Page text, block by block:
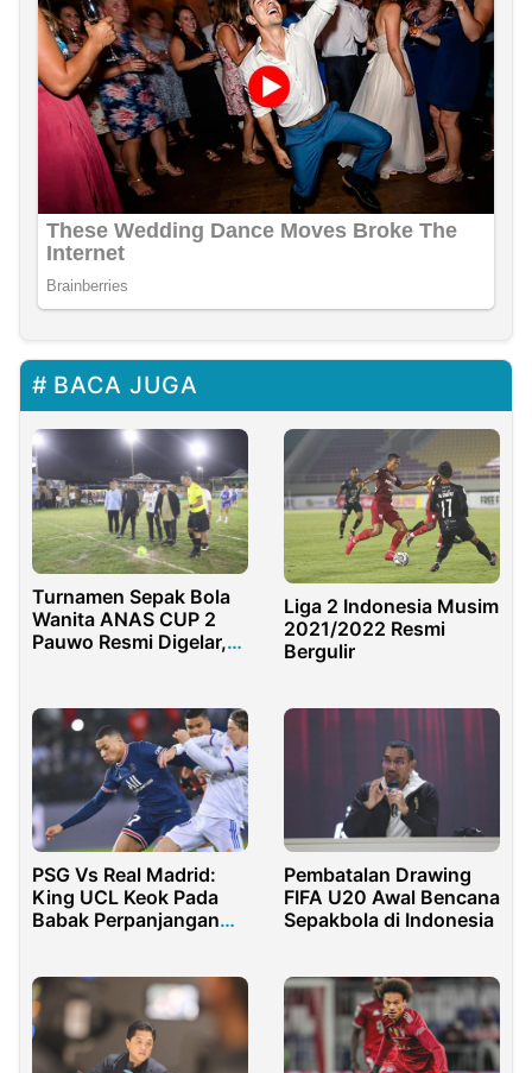
BACA JUGA
Turnamen Sepak Bola
Wanita ANAS CUP 2
Pauwo Resmi Digelar,
Bola Wanita Dimulai
dari Bone Bolango
Liga 2 Indonesia Musim
2021/2022 Resmi
Bergulir
PSG Vs Real Madrid:
King UCL Keok Pada
Babak Perpanjangan
Pembatalan Drawing
FIFA U20 Awal Bencana
Sepakbola di Indonesia